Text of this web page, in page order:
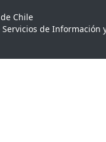
Chile
de Información